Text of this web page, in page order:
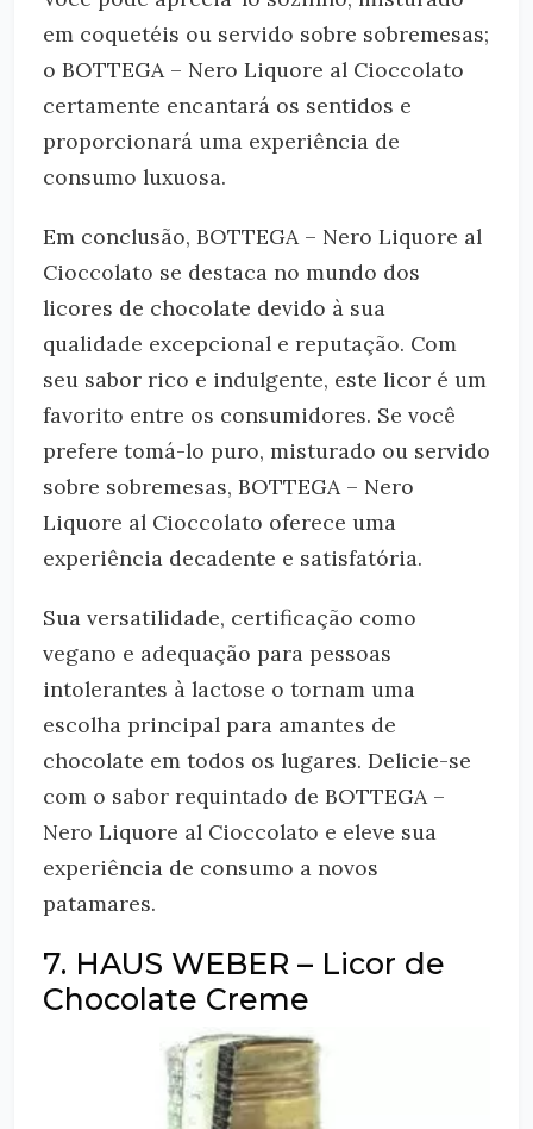
em coquetéis ou servido sobre sobremesas;
o BOTTEGA – Nero Liquore al Cioccolato
certamente encantará os sentidos e
proporcionará uma experiência de
consumo luxuosa.
Em conclusão, BOTTEGA – Nero Liquore al
Cioccolato se destaca no mundo dos
licores de chocolate devido à sua
qualidade excepcional e reputação. Com
seu sabor rico e indulgente, este licor é um
favorito entre os consumidores. Se você
prefere tomá-lo puro, misturado ou servido
sobre sobremesas, BOTTEGA – Nero
Liquore al Cioccolato oferece uma
experiência decadente e satisfatória.
Sua versatilidade, certificação como
vegano e adequação para pessoas
intolerantes à lactose o tornam uma
escolha principal para amantes de
chocolate em todos os lugares. Delicie-se
com o sabor requintado de BOTTEGA –
Nero Liquore al Cioccolato e eleve sua
experiência de consumo a novos
patamares.
7. HAUS WEBER – Licor de
Chocolate Creme